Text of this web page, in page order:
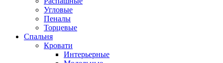
Угловые
Пеналы
Торцевые
Спальня
Кровати
Интерьерные